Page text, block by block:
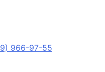
966-97-55